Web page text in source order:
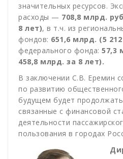
значительных ресурсов.
расходы — 708,8 млрд.
8 лет), в т.ч. из
фондов: 651,6 млрд. (5
федерального фонда: 57,3
458,8 млрд. за 8 лет).
В заключении С.В. Еремин
по развитию
будущем будет
связанные с финансовой
деятельности
пользования в городах